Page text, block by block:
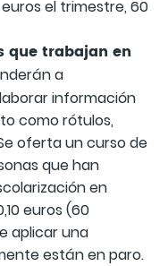
el trimestre, 60
que trabajan en
a
información
como rótulos,
oferta un curso de
que han
en
euros (60
aplicar una
están en paro.